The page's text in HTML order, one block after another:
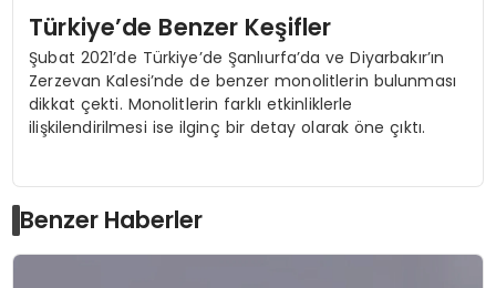
Türkiye’de Benzer Keşifler
Şubat 2021’de Türkiye’de Şanlıurfa’da ve Diyarbakır’ın
Zerzevan Kalesi’nde de benzer monolitlerin bulunması
dikkat çekti. Monolitlerin farklı etkinliklerle
ilişkilendirilmesi ise ilginç bir detay olarak öne çıktı.
Benzer Haberler